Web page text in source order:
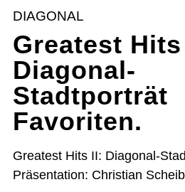
DIAGONAL
Greatest
Diagonal-
Stadtporträt
Favoriten.
Greatest Hits II: Diagonal-
Präsentation: Christian